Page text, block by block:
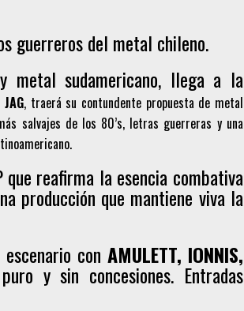
guerreros del metal chileno.
metal sudamericano, llega a la
, traerá su contundente propuesta de metal
salvajes de los 80’s, letras guerreras y una
que reafirma la esencia combativa
producción que mantiene viva la
con AMULETT, IONNIS,
y sin concesiones. Entradas